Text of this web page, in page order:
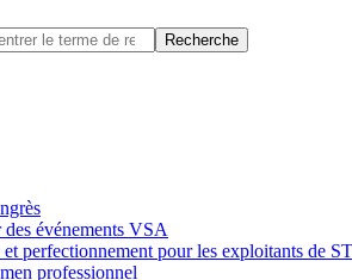
événements VSA
perfectionnement pour les exploitants de
professionnel